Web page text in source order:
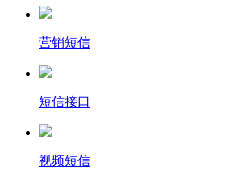
营销短信
短信接口
视频短信